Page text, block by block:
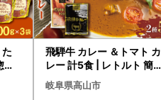
飛騨牛 カレー ＆トマト カ
レー 計5食 | レトルト 簡易
包装 DC003VC13
岐阜県高山市